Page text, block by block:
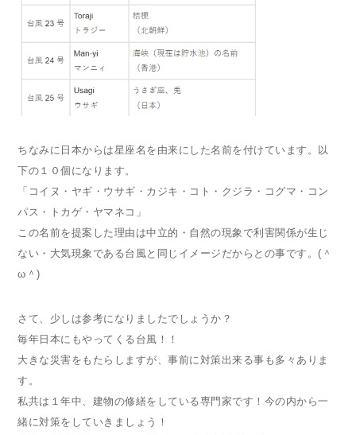
ちなみに日本からは星座名を由来にした名前を付けています。以
下の１０個になります。
「コイヌ・ヤギ・ウサギ・カジキ・コト・クジラ・コグマ・コン
パス・トカゲ・ヤマネコ」
この名前を提案した理由は中立的・自然の現象で利害関係が生じ
ない・大気現象である台風と同じイメージだからとの事です。(＾
ω＾)
さて、少しは参考になりましたでしょうか？
毎年日本にもやってくる台風！！
大きな災害をもたらしますが、事前に対策出来る事も多々ありま
す。
私共は１年中、建物の修繕をしている専門家です！今の内から一
緒に対策をしていきましょう！